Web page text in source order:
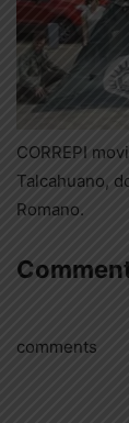
CORREPI
Talcahuano,
Romano.
comments